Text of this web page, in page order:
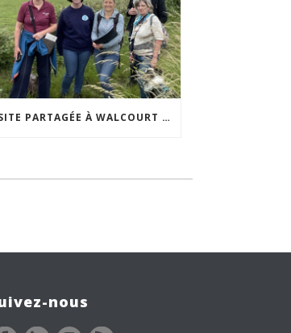
VISITE PARTAGÉE À WALCOURT : UNE DÉMARCHE PARTICIPATIVE ANIMÉE PAR ESPACE ENVIRONNEMENT
nous